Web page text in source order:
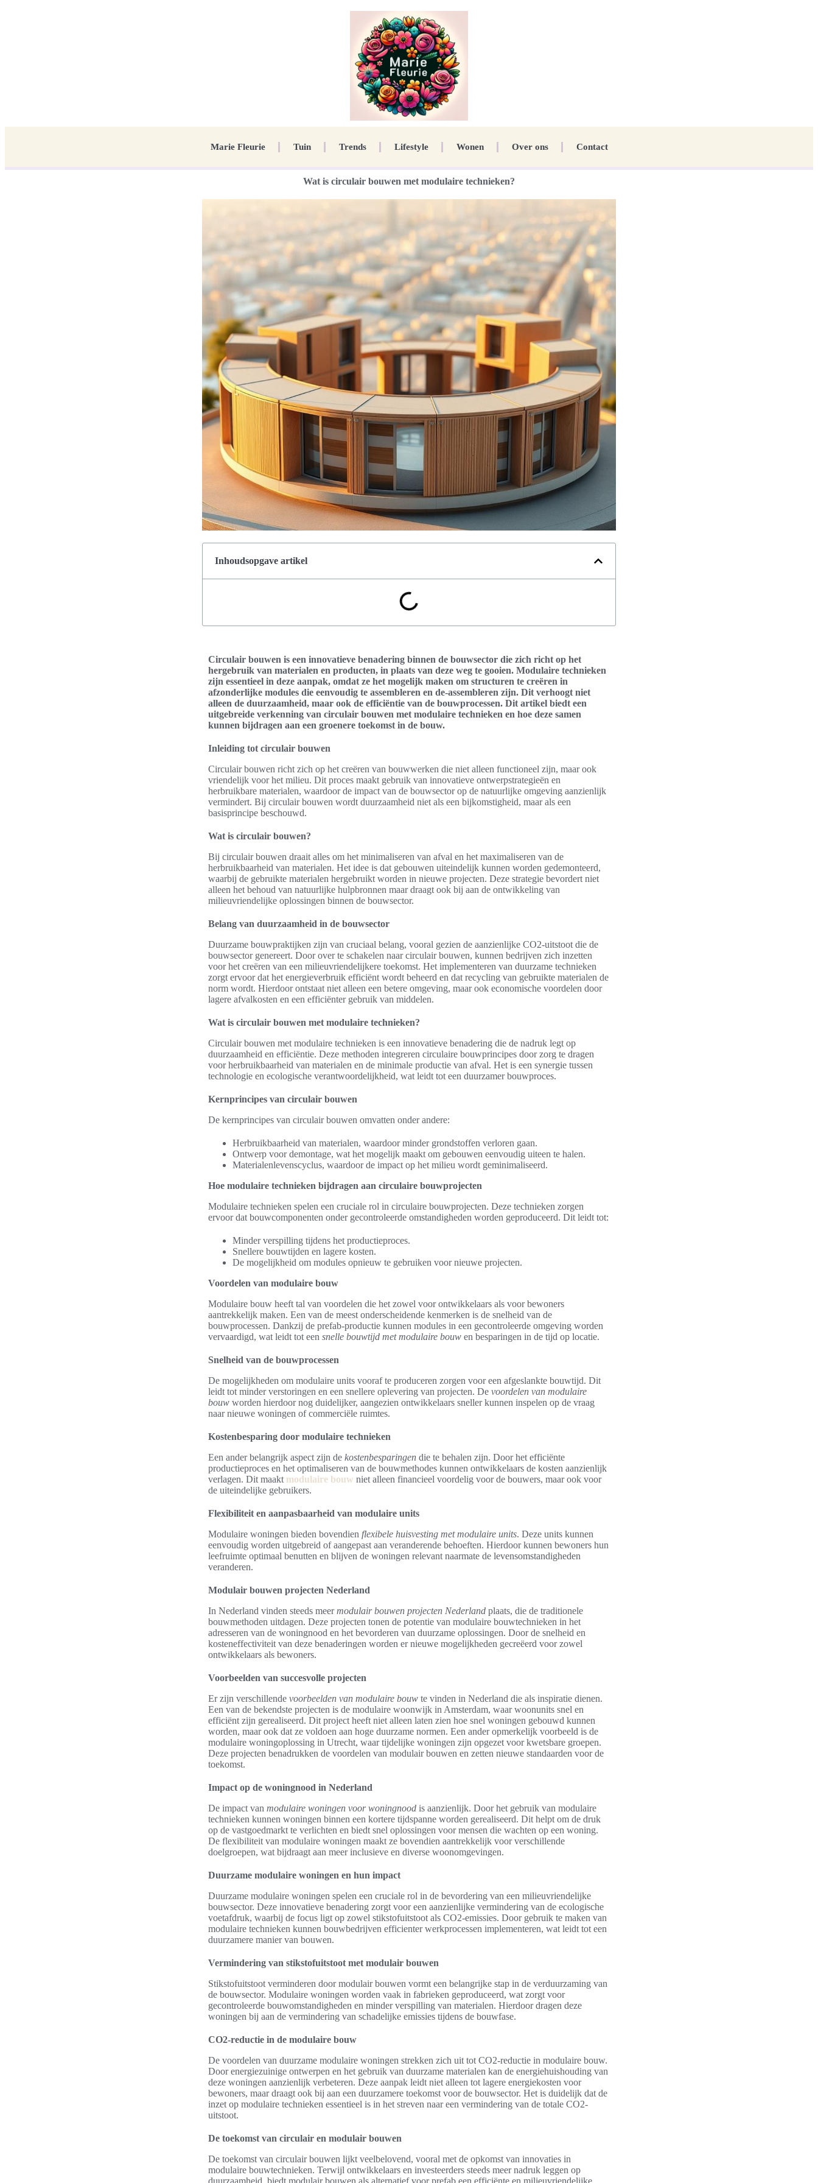
Marie Fleurie Tuin Trends Lifestyle Wonen Over ons Contact
Wat is circulair bouwen met modulaire technieken?
Inhoudsopgave artikel
Circulair bouwen is een innovatieve benadering binnen de bouwsector die zich richt op het
hergebruik van materialen en producten, in plaats van deze weg te gooien. Modulaire technieken
zijn essentieel in deze aanpak, omdat ze het mogelijk maken om structuren te creëren in
afzonderlijke modules die eenvoudig te assembleren en de-assembleren zijn. Dit verhoogt niet
alleen de duurzaamheid, maar ook de efficiëntie van de bouwprocessen. Dit artikel biedt een
uitgebreide verkenning van circulair bouwen met modulaire technieken en hoe deze samen
kunnen bijdragen aan een groenere toekomst in de bouw.
Inleiding tot circulair bouwen
Circulair bouwen richt zich op het creëren van bouwwerken die niet alleen functioneel zijn, maar ook
vriendelijk voor het milieu. Dit proces maakt gebruik van innovatieve ontwerpstrategieën en
herbruikbare materialen, waardoor de impact van de bouwsector op de natuurlijke omgeving aanzienlijk
vermindert. Bij circulair bouwen wordt duurzaamheid niet als een bijkomstigheid, maar als een
basisprincipe beschouwd.
Wat is circulair bouwen?
Bij circulair bouwen draait alles om het minimaliseren van afval en het maximaliseren van de
herbruikbaarheid van materialen. Het idee is dat gebouwen uiteindelijk kunnen worden gedemonteerd,
waarbij de gebruikte materialen hergebruikt worden in nieuwe projecten. Deze strategie bevordert niet
alleen het behoud van natuurlijke hulpbronnen maar draagt ook bij aan de ontwikkeling van
milieuvriendelijke oplossingen binnen de bouwsector.
Belang van duurzaamheid in de bouwsector
Duurzame bouwpraktijken zijn van cruciaal belang, vooral gezien de aanzienlijke CO2-uitstoot die de
bouwsector genereert. Door over te schakelen naar circulair bouwen, kunnen bedrijven zich inzetten
voor het creëren van een milieuvriendelijkere toekomst. Het implementeren van duurzame technieken
zorgt ervoor dat het energieverbruik efficiënt wordt beheerd en dat recycling van gebruikte materialen de
norm wordt. Hierdoor ontstaat niet alleen een betere omgeving, maar ook economische voordelen door
lagere afvalkosten en een efficiënter gebruik van middelen.
Wat is circulair bouwen met modulaire technieken?
Circulair bouwen met modulaire technieken is een innovatieve benadering die de nadruk legt op
duurzaamheid en efficiëntie. Deze methoden integreren circulaire bouwprincipes door zorg te dragen
voor herbruikbaarheid van materialen en de minimale productie van afval. Het is een synergie tussen
technologie en ecologische verantwoordelijkheid, wat leidt tot een duurzamer bouwproces.
Kernprincipes van circulair bouwen
De kernprincipes van circulair bouwen omvatten onder andere:
Herbruikbaarheid van materialen, waardoor minder grondstoffen verloren gaan.
Ontwerp voor demontage, wat het mogelijk maakt om gebouwen eenvoudig uiteen te halen.
Materialenlevenscyclus, waardoor de impact op het milieu wordt geminimaliseerd.
Hoe modulaire technieken bijdragen aan circulaire bouwprojecten
Modulaire technieken spelen een cruciale rol in circulaire bouwprojecten. Deze technieken zorgen
ervoor dat bouwcomponenten onder gecontroleerde omstandigheden worden geproduceerd. Dit leidt tot:
Minder verspilling tijdens het productieproces.
Snellere bouwtijden en lagere kosten.
De mogelijkheid om modules opnieuw te gebruiken voor nieuwe projecten.
Voordelen van modulaire bouw
Modulaire bouw heeft tal van voordelen die het zowel voor ontwikkelaars als voor bewoners
aantrekkelijk maken. Een van de meest onderscheidende kenmerken is de snelheid van de
bouwprocessen. Dankzij de prefab-productie kunnen modules in een gecontroleerde omgeving worden
vervaardigd, wat leidt tot een snelle bouwtijd met modulaire bouw en besparingen in de tijd op locatie.
Snelheid van de bouwprocessen
De mogelijkheden om modulaire units vooraf te produceren zorgen voor een afgeslankte bouwtijd. Dit
leidt tot minder verstoringen en een snellere oplevering van projecten. De voordelen van modulaire
bouw worden hierdoor nog duidelijker, aangezien ontwikkelaars sneller kunnen inspelen op de vraag
naar nieuwe woningen of commerciële ruimtes.
Kostenbesparing door modulaire technieken
Een ander belangrijk aspect zijn de kostenbesparingen die te behalen zijn. Door het efficiënte
productieproces en het optimaliseren van de bouwmethodes kunnen ontwikkelaars de kosten aanzienlijk
verlagen. Dit maakt modulaire bouw niet alleen financieel voordelig voor de bouwers, maar ook voor
de uiteindelijke gebruikers.
Flexibiliteit en aanpasbaarheid van modulaire units
Modulaire woningen bieden bovendien flexibele huisvesting met modulaire units. Deze units kunnen
eenvoudig worden uitgebreid of aangepast aan veranderende behoeften. Hierdoor kunnen bewoners hun
leefruimte optimaal benutten en blijven de woningen relevant naarmate de levensomstandigheden
veranderen.
Modulair bouwen projecten Nederland
In Nederland vinden steeds meermodulair bouwen projecten Nederland plaats, die de traditionele
bouwmethoden uitdagen. Deze projecten tonen de potentie van modulaire bouwtechnieken in het
adresseren van de woningnood en het bevorderen van duurzame oplossingen. Door de snelheid en
kosteneffectiviteit van deze benaderingen worden er nieuwe mogelijkheden gecreëerd voor zowel
ontwikkelaars als bewoners.
Voorbeelden van succesvolle projecten
Er zijn verschillende voorbeelden van modulaire bouw te vinden in Nederland die als inspiratie dienen.
Een van de bekendste projecten is de modulaire woonwijk in Amsterdam, waar woonunits snel en
efficiënt zijn gerealiseerd. Dit project heeft niet alleen laten zien hoe snel woningen gebouwd kunnen
worden, maar ook dat ze voldoen aan hoge duurzame normen. Een ander opmerkelijk voorbeeld is de
modulaire woningoplossing in Utrecht, waar tijdelijke woningen zijn opgezet voor kwetsbare groepen.
Deze projecten benadrukken de voordelen van modulair bouwen en zetten nieuwe standaarden voor de
toekomst.
Impact op de woningnood in Nederland
De impact van modulaire woningen voor woningnood is aanzienlijk. Door het gebruik van modulaire
technieken kunnen woningen binnen een kortere tijdspanne worden gerealiseerd. Dit helpt om de druk
op de vastgoedmarkt te verlichten en biedt snel oplossingen voor mensen die wachten op een woning.
De flexibiliteit van modulaire woningen maakt ze bovendien aantrekkelijk voor verschillende
doelgroepen, wat bijdraagt aan meer inclusieve en diverse woonomgevingen.
Duurzame modulaire woningen en hun impact
Duurzame modulaire woningen spelen een cruciale rol in de bevordering van een milieuvriendelijke
bouwsector. Deze innovatieve benadering zorgt voor een aanzienlijke vermindering van de ecologische
voetafdruk, waarbij de focus ligt op zowel stikstofuitstoot als CO2-emissies. Door gebruik te maken van
modulaire technieken kunnen bouwbedrijven efficienter werkprocessen implementeren, wat leidt tot een
duurzamere manier van bouwen.
Vermindering van stikstofuitstoot met modulair bouwen
Stikstofuitstoot verminderen door modulair bouwen vormt een belangrijke stap in de verduurzaming van
de bouwsector. Modulaire woningen worden vaak in fabrieken geproduceerd, wat zorgt voor
gecontroleerde bouwomstandigheden en minder verspilling van materialen. Hierdoor dragen deze
woningen bij aan de vermindering van schadelijke emissies tijdens de bouwfase.
CO2-reductie in de modulaire bouw
De voordelen van duurzame modulaire woningen strekken zich uit tot CO2-reductie in modulaire bouw.
Door energiezuinige ontwerpen en het gebruik van duurzame materialen kan de energiehuishouding van
deze woningen aanzienlijk verbeteren. Deze aanpak leidt niet alleen tot lagere energiekosten voor
bewoners, maar draagt ook bij aan een duurzamere toekomst voor de bouwsector. Het is duidelijk dat de
inzet op modulaire technieken essentieel is in het streven naar een vermindering van de totale CO2-
uitstoot.
De toekomst van circulair en modulair bouwen
De toekomst van circulair bouwen lijkt veelbelovend, vooral met de opkomst van innovaties in
modulaire bouwtechnieken. Terwijl ontwikkelaars en investeerders steeds meer nadruk leggen op